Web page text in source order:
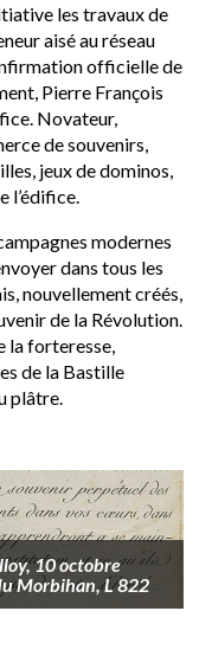
les travaux de
aisé au réseau
officielle de
Pierre François
Novateur,
de souvenirs,
jeux de dominos,
l’édifice.
modernes
dans tous les
nouvellement créés,
de la Révolution.
la forteresse,
de la Bastille
plâtre.
10 octobre
Morbihan, L 822